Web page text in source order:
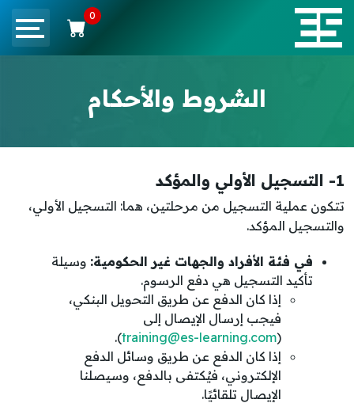
0
الشروط والأحكام
1- التسجيل الأولي والمؤكد
تتكون عملية التسجيل من مرحلتين، هما: التسجيل الأولي،
والتسجيل المؤكد.
في فئة الأفراد والجهات غير الحكومية: وسيلة
تأكيد التسجيل هي دفع الرسوم.
إذا كان الدفع عن طريق التحويل البنكي،
فيجب إرسال الإيصال إلى
(
training@es-learning.com
).
إذا كان الدفع عن طريق وسائل الدفع
الإلكتروني، فيُكتفى بالدفع، وسيصلنا
الإيصال تلقائيًا.